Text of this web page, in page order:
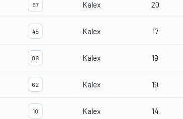
57 Kalex 20
45 Kalex 17
89 Kalex 19
62 Kalex 19
10 Kalex 14